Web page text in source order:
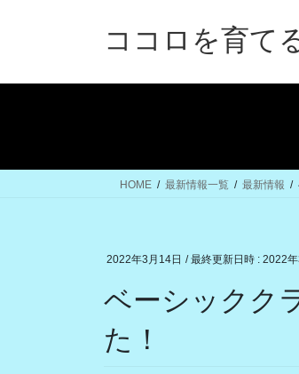
ココロを育て
HOME 最新情報一覧 最新情報
2022年3月14日 / 最終更新日時 : 2022
ベーシックク
た！